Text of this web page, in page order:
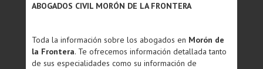
ABOGADOS CIVIL MORÓN DE LA FRONTERA
Toda la información sobre los abogados en Morón de
la Frontera. Te ofrecemos información detallada tanto
de sus especialidades como su información de